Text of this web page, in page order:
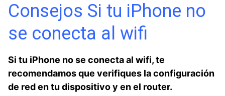
Consejos Si tu iPhone no
se conecta al wifi
Si tu iPhone no se conecta al wifi, te
recomendamos que verifiques la⁣ configuración
de red en tu dispositivo ​y ⁣en el router.⁣